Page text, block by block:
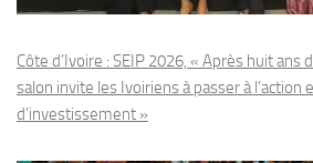
Côte d’Ivoire : SEIP 2026, « Après huit ans
salon invite les Ivoiriens à passer à l’action
d’investissement »